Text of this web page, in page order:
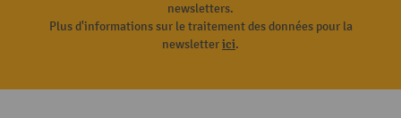
newsletters.
Plus d'informations sur le traitement des données pour la
newsletterici.